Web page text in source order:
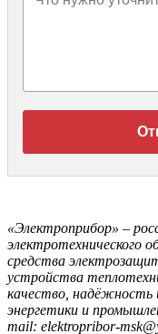
«Электроприбор» –
электротехнического
средства
устройства
качество, надёжность
энергетики и
mail: elektropribor-